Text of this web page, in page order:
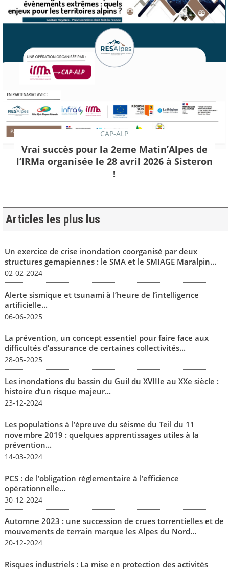
CAP-ALP
Vrai succès pour la 2eme Matin’Alpes de
l’IRMa organisée le 28 avril 2026 à Sisteron
!
Articles les plus lus
Un exercice de crise inondation coorganisé par deux
structures gemapiennes : le SMA et le SMIAGE Maralpin...
02-02-2024
Alerte sismique et tsunami à l’heure de l’intelligence
artificielle...
06-06-2025
La prévention, un concept essentiel pour faire face aux
difficultés d’assurance de certaines collectivités...
28-05-2025
Les inondations du bassin du Guil du XVIIIe au XXe siècle :
histoire d’un risque majeur...
23-12-2024
Les populations à l’épreuve du séisme du Teil du 11
novembre 2019 : quelques apprentissages utiles à la
prévention...
14-03-2024
PCS : de l’obligation réglementaire à l’efficience
opérationnelle...
30-12-2024
Automne 2023 : une succession de crues torrentielles et de
mouvements de terrain marque les Alpes du Nord...
20-12-2024
Risques industriels : La mise en protection des activités